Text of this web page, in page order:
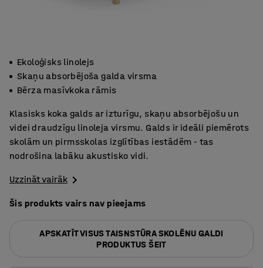
Ekoloģisks linolejs
Skaņu absorbējoša galda virsma
Bērza masīvkoka rāmis
Klasisks koka galds ar izturīgu, skaņu absorbējošu un
videi draudzīgu linoleja virsmu. Galds ir ideāli piemērots
skolām un pirmsskolas izglītības iestādēm - tas
nodrošina labāku akustisko vidi.
Uzzināt vairāk
Šis produkts vairs nav pieejams
APSKATĪT VISUS TAISNSTŪRA SKOLĒNU GALDI
PRODUKTUS ŠEIT